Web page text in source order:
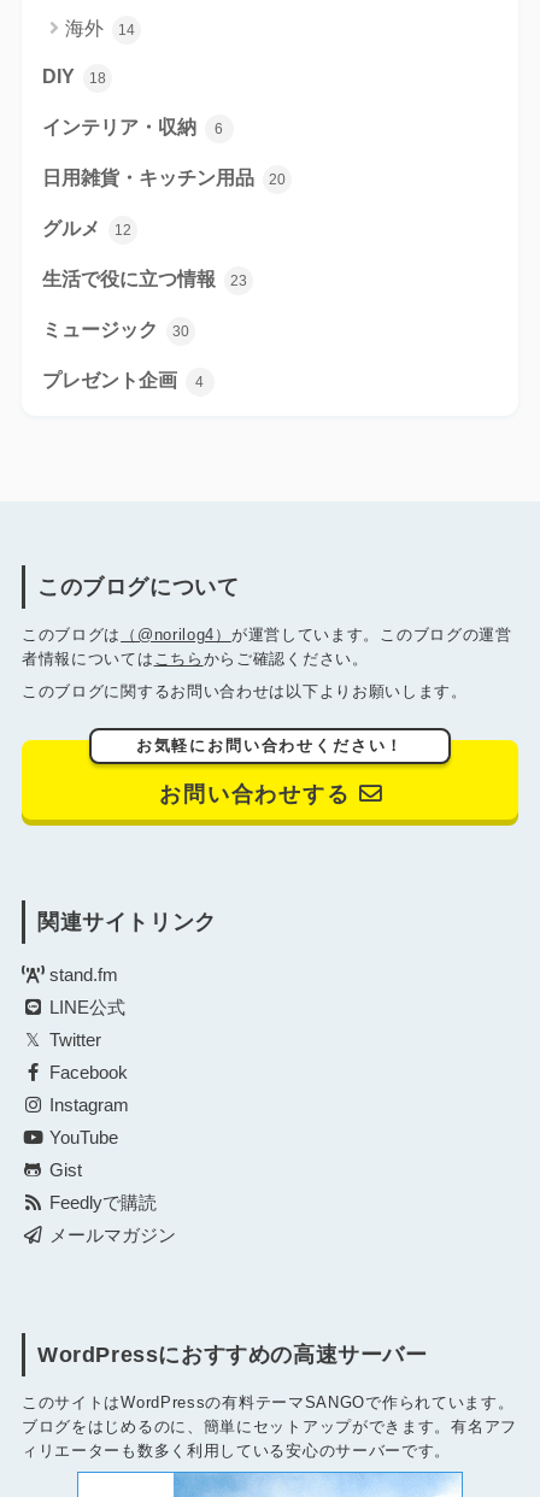
海外 14
DIY 18
インテリア・収納 6
日用雑貨・キッチン用品 20
グルメ 12
生活で役に立つ情報 23
ミュージック 30
プレゼント企画 4
このブログについて
このブログは （@norilog4） が運営しています。このブログの運営
者情報については こちら からご確認ください。
このブログに関するお問い合わせは以下よりお願いします。
お気軽にお問い合わせください！
お問い合わせする
関連サイトリンク
stand.fm
LINE公式
Twitter
Facebook
Instagram
YouTube
Gist
Feedlyで購読
メールマガジン
WordPressにおすすめの高速サーバー
このサイトはWordPressの有料テーマSANGOで作られています。
ブログをはじめるのに、簡単にセットアップができます。有名アフ
ィリエーターも数多く利用している安心のサーバーです。